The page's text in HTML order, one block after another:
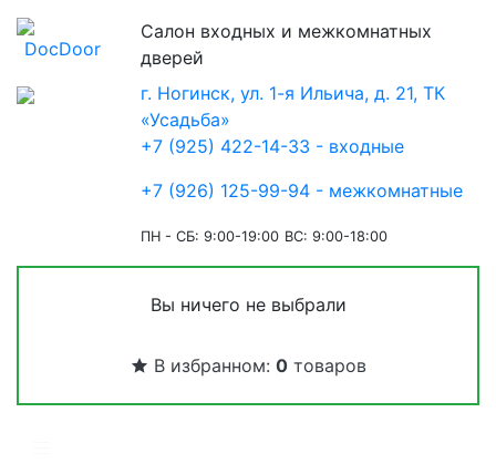
Салон входных и межкомнатных
дверей
г. Ногинск, ул. 1-я Ильича, д. 21, ТК
«Усадьба»
+7 (925) 422-14-33 - входные
+7 (926) 125-99-94 - межкомнатные
ПН - СБ: 9:00-19:00 ВС: 9:00-18:00
Вы ничего не выбрали
В избранном: 0товаров